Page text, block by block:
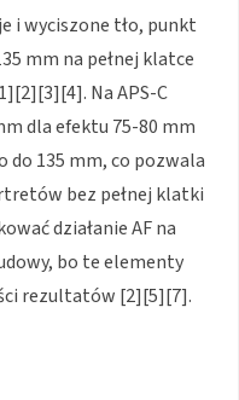
i wyciszone tło, punkt
mm na pełnej klatce
Na APS-C
dla efektu 75-80 mm
do 135 mm, co pozwala
bez pełnej klatki
działanie AF na
bo te elementy
rezultatów [2][5][7].